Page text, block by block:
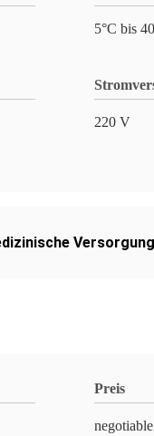
5°C bis
220 V
Versorgung
Preis
negotiable